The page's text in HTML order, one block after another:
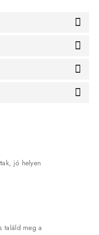
jó helyen
találd meg a